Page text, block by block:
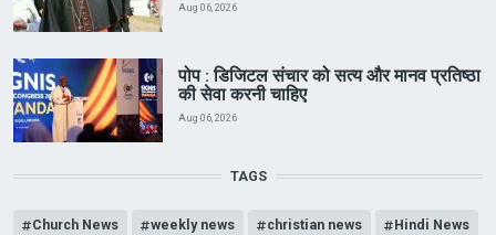
Aug 06, 2026
पोप : डिजिटल संचार को सत्य और मानव प्रतिष्ठा
की सेवा करनी चाहिए
Aug 06, 2026
TAGS
Church News weekly news christian news Hindi News